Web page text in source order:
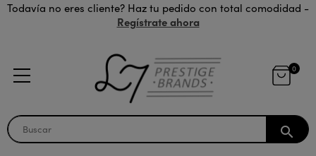
Todavía no eres cliente? Haz tu pedido con total comodidad -
Regístrate ahora
0
search